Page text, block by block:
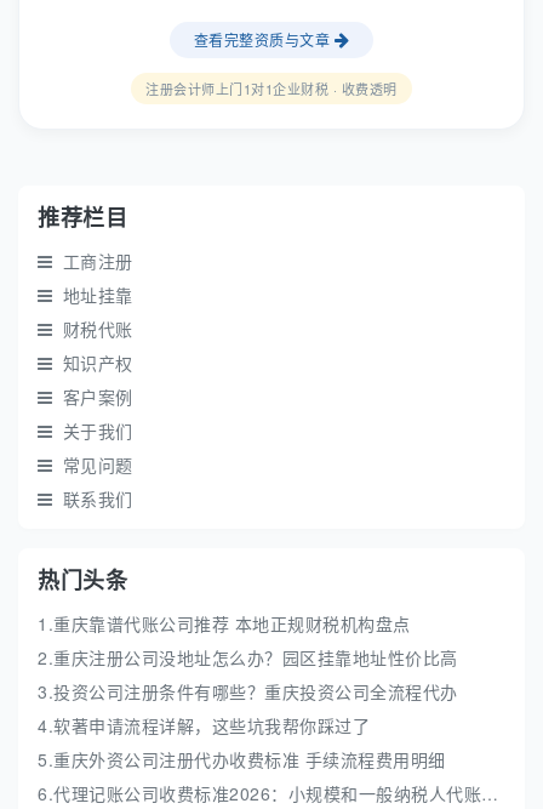
查看完整资质与文章
注册会计师上门1对1企业财税 · 收费透明
推荐栏目
工商注册
地址挂靠
财税代账
知识产权
客户案例
关于我们
常见问题
联系我们
热门头条
1.重庆靠谱代账公司推荐 本地正规财税机构盘点
2.重庆注册公司没地址怎么办？园区挂靠地址性价比高
3.投资公司注册条件有哪些？重庆投资公司全流程代办
4.软著申请流程详解，这些坑我帮你踩过了
5.重庆外资公司注册代办收费标准 手续流程费用明细
6.代理记账公司收费标准2026：小规模和一般纳税人代账费解析